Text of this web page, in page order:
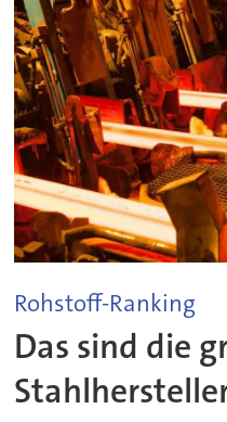
Rohstoff-Ranking
Das sind die